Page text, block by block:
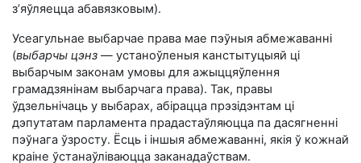
з’яўляецца абавязковым).
Усеагульнае выбарчае права мае пэўныя абмежаванні
(выбарчы цэнз — устаноўленыя канстытуцыяй ці
выбарчым законам умовы для ажыццяўлення
грамадзянінам выбарчага права). Так, правы
ўдзельнічаць у выбарах, абірацца прэзідэнтам ці
дэпутатам парламента прадастаўляюцца па дасягненні
пэўнага ўзросту. Ёсць і іншыя абмежаванні, якія ў кожнай
краіне ўстанаўліваюцца заканадаўствам.